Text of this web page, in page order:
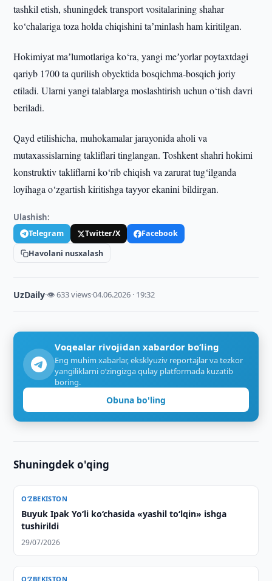
tashkil etish, shuningdek transport vositalarining shahar
ko‘chalariga toza holda chiqishini taʼminlash ham kiritilgan.
Hokimiyat maʼlumotlariga ko‘ra, yangi meʼyorlar poytaxtdagi
qariyb 1700 ta qurilish obyektida bosqichma-bosqich joriy
etiladi. Ularni yangi talablarga moslashtirish uchun o‘tish davri
beriladi.
Qayd etilishicha, muhokamalar jarayonida aholi va
mutaxassislarning takliflari tinglangan. Toshkent shahri hokimi
konstruktiv takliflarni ko‘rib chiqish va zarurat tug‘ilganda
loyihaga o‘zgartish kiritishga tayyor ekanini bildirgan.
Ulashish:
Telegram Twitter/X
Facebook
Havolani nusxalash
UzDaily·👁 633 views·04.06.2026 · 19:32
Voqealar rivojidan xabardor bo‘ling
Eng muhim xabarlar, eksklyuziv reportajlar va tezkor
yangiliklarni o‘zingizga qulay platformada kuzatib
boring.
Obuna bo'ling
Shuningdek o'qing
O‘ZBEKISTON
Buyuk Ipak Yo‘li ko‘chasida «yashil to‘lqin» ishga
tushirildi
29/07/2026
O‘ZBEKISTON